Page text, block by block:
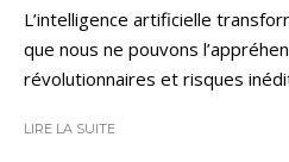
L’intelligence artificielle
que nous ne pouvons
révolutionnaires et risques
LIRE LA SUITE